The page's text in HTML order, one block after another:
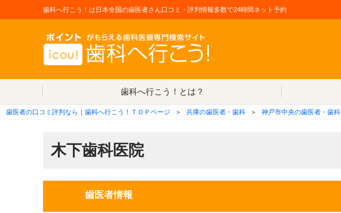
歯科へ行こう！は日本全国の歯医者さん口コミ・評判情報多数で24時間ネット予約
歯科へ行こう！とは？
歯医者の口コミ評判なら｜歯科へ行こう！ＴＯＰページ ＞ 兵庫の歯医者・歯科 ＞ 神戸市中央の歯医者・歯科
木下歯科医院
歯医者情報